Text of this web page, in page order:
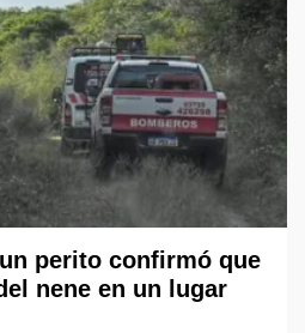
perito confirmó que
nene en un lugar